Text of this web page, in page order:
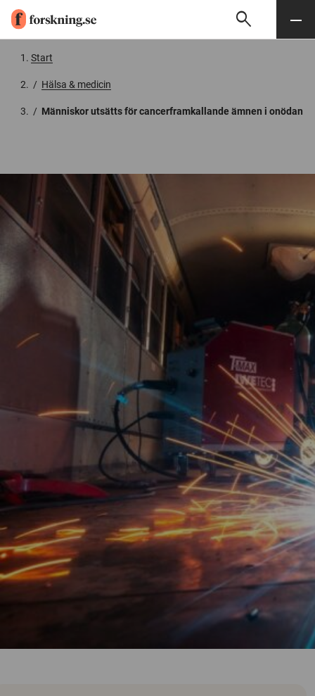
Söksearch Meny
Start
/ Hälsa & medicin
/ Människor utsätts för cancerframkallande ämnen i onödan